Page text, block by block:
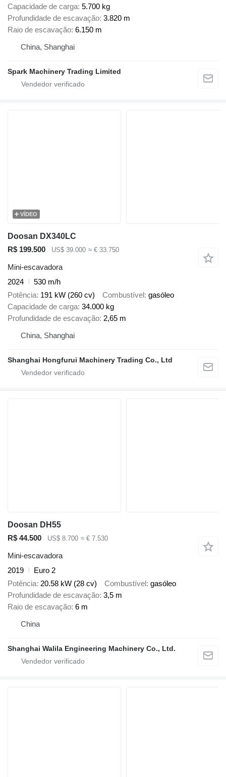
Capacidade de carga 5.700 kg
Profundidade de escavação 3.820 m
Raio de escavação 6.150 m
China, Shanghai
Spark Machinery Trading Limited
VÍDEO
Doosan DX340LC
R$ 199.500
US$ 39.000 ≈ € 33.750
Mini-escavadora
2024
530 m/h
Potência 191 kW (260 cv) Combustível gasóleo
Capacidade de carga 34.000 kg
Profundidade de escavação 2,65 m
China, Shanghai
Shanghai Hongfurui Machinery Trading Co., Ltd
Doosan DH55
R$ 44.500
US$ 8.700 ≈ € 7.530
Mini-escavadora
2019
Euro 2
Potência 20.58 kW (28 cv) Combustível gasóleo
Profundidade de escavação 3,5 m
Raio de escavação 6 m
China
Shanghai Walila Engineering Machinery Co., Ltd.